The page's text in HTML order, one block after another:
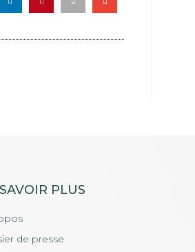
PLUS
de presse